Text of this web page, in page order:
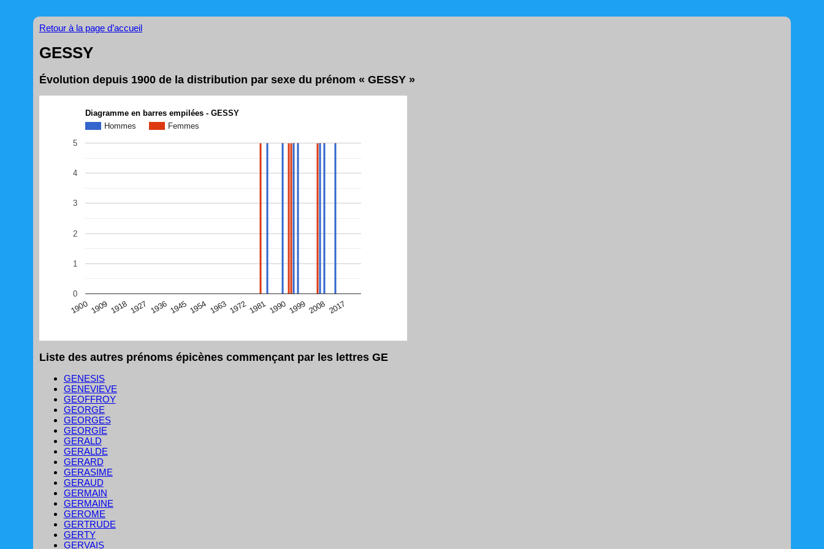
Retour à la page d’accueil
GESSY
Évolution depuis 1900 de la distribution par sexe du prénom « GESSY »
Diagramme en barres empilées - GESSY
Hommes
Femmes
1900 1909 1918 1927 1936 1945 1954 1963 19721981 1990 1999 2008 2017
0
1
2
3
4
5
Liste des autres prénoms épicènes commençant par les lettres GE
GENESIS
GENEVIEVE
GEOFFROY
GEORGE
GEORGES
GEORGIE
GERALD
GERALDE
GERARD
GERASIME
GERAUD
GERMAIN
GERMAINE
GEROME
GERTRUDE
GERTY
GERVAIS